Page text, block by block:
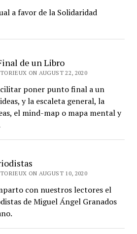
a favor de la Solidaridad
de un Libro
ON AUGUST 22, 2020
poner punto final a un
y la escaleta general, la
el mind-map o mapa mental y
ON AUGUST 10, 2020
con nuestros lectores el
de Miguel Ángel Granados